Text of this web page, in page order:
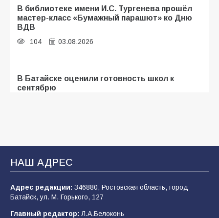
В библиотеке имени И.С. Тургенева прошёл
мастер-класс «Бумажный парашют» ко Дню
ВДВ
104 03.08.2026
В Батайске оценили готовность школ к
сентябрю
«Мобилизация или набор?» Что на самом
деле происходит в армии России в августе
НАШ АДРЕС
Адрес редакции: 346880, Ростовская область, город
Батайск, ул. М. Горького, 127
Главный редактор: Л.А.Белоконь